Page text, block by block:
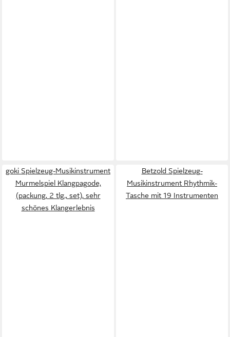
goki Spielzeug-Musikinstrument
Murmelspiel Klangpagode,
(packung, 2 tlg., set), sehr
schönes Klangerlebnis
Betzold Spielzeug-
Musikinstrument Rhythmik-
Tasche mit 19 Instrumenten